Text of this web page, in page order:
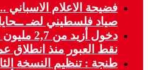
فضيحة الاعلام
صياد فلسطيني لضـ
دخول أزيد
نقط العبور منذ انطلاق